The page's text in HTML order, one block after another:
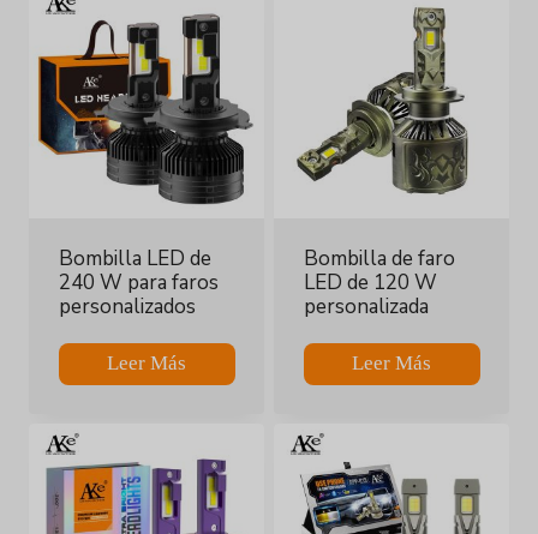
Bombilla LED de
240 W para faros
personalizados
Leer Más
Bombilla de faro
LED de 120 W
personalizada
Leer Más